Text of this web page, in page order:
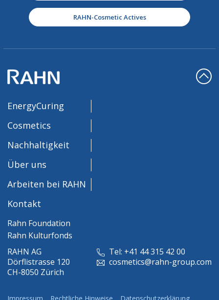
RAHN-Cosmetic Actives
RAHN AG
Dörflistrasse 120
CH-8050 Zürich
Tel: +41 44 315 42 00
cosmetics@rahn-group.com
EnergyCuring
Cosmetics
Nachhaltigkeit
Über uns
Arbeiten bei RAHN
Kontakt
Rahn Foundation
Rahn Kulturfonds